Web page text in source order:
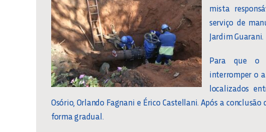
mista
serviço de
Jardim Guarani.
Para que o
interromper o
localizados
Osório, Orlando Fagnani e Érico Castellani. Após a
forma gradual.